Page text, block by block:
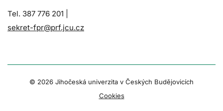
Tel. 387 776 201 |
sekret-fpr@prf.jcu.cz
© 2026 Jihočeská univerzita v Českých Budějovicích
Cookies